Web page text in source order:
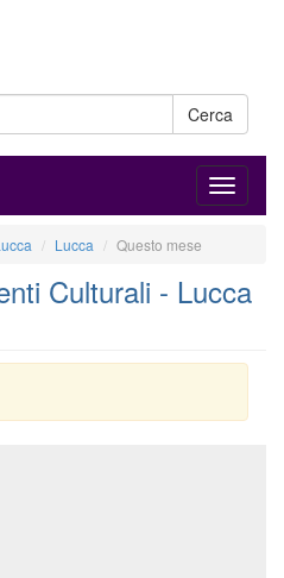
Cerca
Lucca Questo mese
Culturali - Lucca